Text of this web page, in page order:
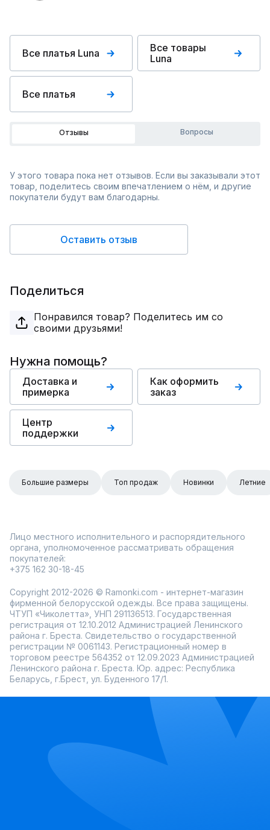
Все платья Luna
Все товары
Luna
Все платья
Отзывы Вопросы
У этого товара пока нет отзывов. Если вы заказывали этот
товар, поделитесь своим впечатлением о нём, и другие
покупатели будут вам благодарны.
Оставить отзыв
Поделиться
Понравился товар? Поделитесь им со
своими друзьями!
Нужна помощь?
Доставка и
примерка
Как оформить
заказ
Центр
поддержки
Большие размеры Топ продаж Новинки Летние
Лицо местного исполнительного и распорядительного
органа, уполномоченное рассматривать обращения
покупателей:
+375 162 30-18-45
Copyright 2012-2026 © Ramonki.com - интернет-магазин
фирменной белорусской одежды. Все права защищены.
ЧТУП «Чиколетта», УНП 291136513. Государственная
регистрация от 12.10.2012 Администрацией Ленинского
района г. Бреста. Свидетельство о государственной
регистрации № 0061143. Регистрационный номер в
торговом реестре 564352 от 12.09.2023 Администрацией
Ленинского района г. Бреста. Юр. адрес: Республика
Беларусь, г.Брест, ул. Буденного 17/1.